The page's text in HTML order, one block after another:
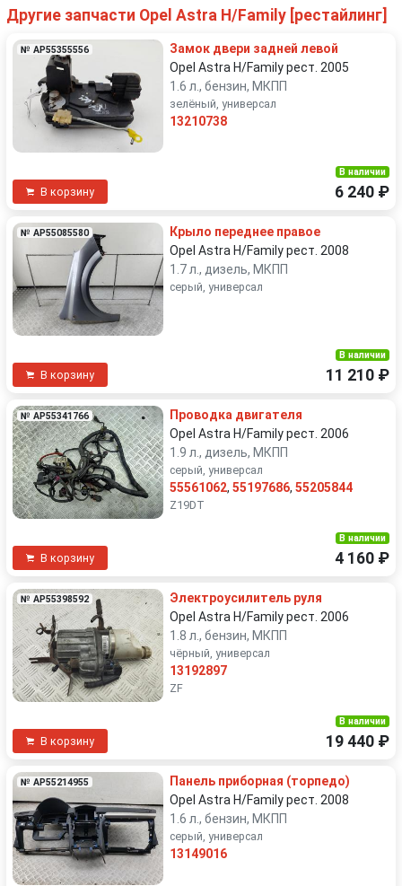
Другие запчасти Opel Astra H/Family [рестайлинг]
№ AP55355556
Замок двери задней левой
Opel Astra H/Family рест. 2005
1.6 л., бензин, МКПП
зелёный, универсал
13210738
В корзину
В наличии
6 240 ₽
№ AP55085580
Крыло переднее правое
Opel Astra H/Family рест. 2008
1.7 л., дизель, МКПП
серый, универсал
В корзину
В наличии
11 210 ₽
№ AP55341766
Проводка двигателя
Opel Astra H/Family рест. 2006
1.9 л., дизель, МКПП
серый, универсал
55561062, 55197686, 55205844
Z19DT
В корзину
В наличии
4 160 ₽
№ AP55398592
Электроусилитель руля
Opel Astra H/Family рест. 2006
1.8 л., бензин, МКПП
чёрный, универсал
13192897
ZF
В корзину
В наличии
19 440 ₽
№ AP55214955
Панель приборная (торпедо)
Opel Astra H/Family рест. 2008
1.6 л., бензин, МКПП
серый, универсал
13149016